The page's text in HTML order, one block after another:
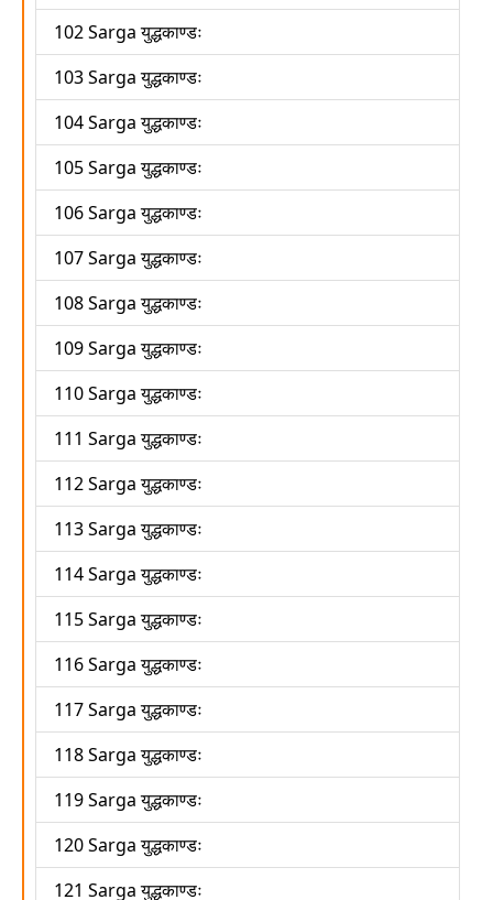
102 Sarga युद्धकाण्डः
103 Sarga युद्धकाण्डः
104 Sarga युद्धकाण्डः
105 Sarga युद्धकाण्डः
106 Sarga युद्धकाण्डः
107 Sarga युद्धकाण्डः
108 Sarga युद्धकाण्डः
109 Sarga युद्धकाण्डः
110 Sarga युद्धकाण्डः
111 Sarga युद्धकाण्डः
112 Sarga युद्धकाण्डः
113 Sarga युद्धकाण्डः
114 Sarga युद्धकाण्डः
115 Sarga युद्धकाण्डः
116 Sarga युद्धकाण्डः
117 Sarga युद्धकाण्डः
118 Sarga युद्धकाण्डः
119 Sarga युद्धकाण्डः
120 Sarga युद्धकाण्डः
121 Sarga युद्धकाण्डः